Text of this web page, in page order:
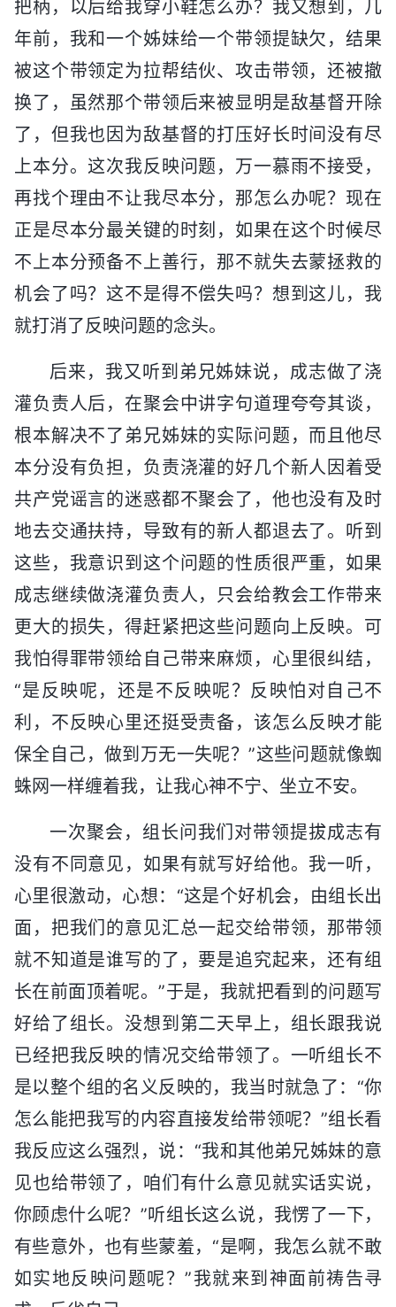
把柄，以后给我穿小鞋怎么办？我又想到，几
年前，我和一个姊妹给一个带领提缺欠，结果
被这个带领定为拉帮结伙、攻击带领，还被撤
换了，虽然那个带领后来被显明是敌基督开除
了，但我也因为敌基督的打压好长时间没有尽
上本分。这次我反映问题，万一慕雨不接受，
再找个理由不让我尽本分，那怎么办呢？现在
正是尽本分最关键的时刻，如果在这个时候尽
不上本分预备不上善行，那不就失去蒙拯救的
机会了吗？这不是得不偿失吗？想到这儿，我
就打消了反映问题的念头。
后来，我又听到弟兄姊妹说，成志做了浇
灌负责人后，在聚会中讲字句道理夸夸其谈，
根本解决不了弟兄姊妹的实际问题，而且他尽
本分没有负担，负责浇灌的好几个新人因着受
共产党谣言的迷惑都不聚会了，他也没有及时
地去交通扶持，导致有的新人都退去了。听到
这些，我意识到这个问题的性质很严重，如果
成志继续做浇灌负责人，只会给教会工作带来
更大的损失，得赶紧把这些问题向上反映。可
我怕得罪带领给自己带来麻烦，心里很纠结，
“是反映呢，还是不反映呢？反映怕对自己不
利，不反映心里还挺受责备，该怎么反映才能
保全自己，做到万无一失呢？”这些问题就像蜘
蛛网一样缠着我，让我心神不宁、坐立不安。
一次聚会，组长问我们对带领提拔成志有
没有不同意见，如果有就写好给他。我一听，
心里很激动，心想：“这是个好机会，由组长出
面，把我们的意见汇总一起交给带领，那带领
就不知道是谁写的了，要是追究起来，还有组
长在前面顶着呢。”于是，我就把看到的问题写
好给了组长。没想到第二天早上，组长跟我说
已经把我反映的情况交给带领了。一听组长不
是以整个组的名义反映的，我当时就急了：“你
怎么能把我写的内容直接发给带领呢？”组长看
我反应这么强烈，说：“我和其他弟兄姊妹的意
见也给带领了，咱们有什么意见就实话实说，
你顾虑什么呢？”听组长这么说，我愣了一下，
有些意外，也有些蒙羞，“是啊，我怎么就不敢
如实地反映问题呢？”我就来到神面前祷告寻